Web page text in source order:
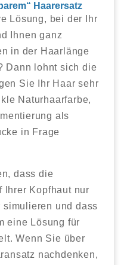
Haarersatz
Lösung, bei der Ihr
Ihnen ganz
in der Haarlänge
Dann lohnt sich die
Sie Ihr Haar sehr
Naturhaarfarbe,
als
in Frage
dass die
Ihrer Kopfhaut nur
und dass
eine Lösung für
Wenn Sie über
nachdenken,